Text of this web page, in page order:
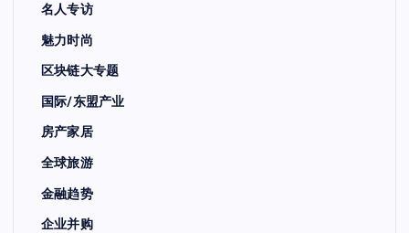
名人专访
魅力时尚
区块链大专题
国际/东盟产业
房产家居
全球旅游
金融趋势
企业并购